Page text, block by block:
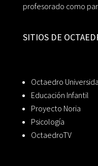
profesorado como
SITIOS DE
Octaedro
Educación Infantil
Proyecto Noria
Psicología
OctaedroTV